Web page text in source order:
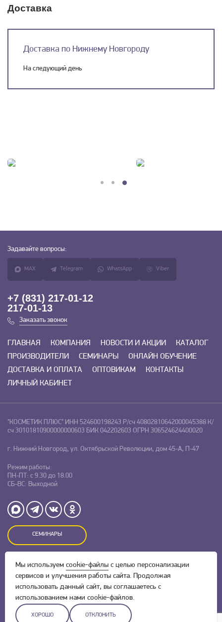
Доставка
Доставка по Нижнему Новгороду
На следующий день
Задавайте вопросы:
MAX Telegram WhatsApp Viber
+7 (831) 217-01-12
217-01-13
Заказать звонок
ГЛАВНАЯ КОМПАНИЯ НОВОСТИ И АКЦИИ
КАТАЛОГ
ПРОИЗВОДИТЕЛИ
СЕМИНАРЫ
ОНЛАЙН ОБУЧЕНИЕ
ДОСТАВКА И ОПЛАТА
ОПТОВИКАМ
КОНТАКТЫ
ЛИЧНЫЙ КАБИНЕТ
"КОСМЕТИК ПЛЮС" ИНН 524600198243 Р/сч 40802810642000045388 К/
сч 30101810900000000603 БИК 042202603 ОГРН 306524624400020
г. Нижний Новгород, ул. Октябрьской Революции, дом 45-А, П-47
Режим работы:
ПН-ПТ: с 9.30 до 18.00
СБ-ВС: Выходной
СЕМИНАРЫ
Оставляя заявку на сайте, Вы даете свое согласие на обработку
персональных данныхи соглашаетесь cполитикой
конфиденциальности.
Разработка сайта –
Мы используем cookie-файлы с целью персонализации
сервисов и улучшения работы сайта. Продолжая
использовать данный сайт, вы соглашаетесь с
использованием нами cookie-файлов.
ХОРОШО ОТКЛОНИТЬ